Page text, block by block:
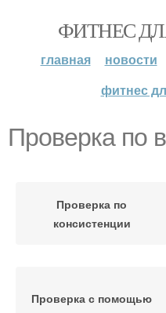
ФИТНЕС
главная новости
фитнес
Проверка по
Проверка по
консистенции
Проверка с помощью